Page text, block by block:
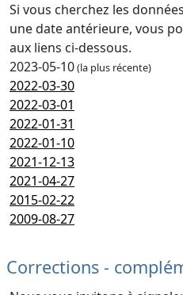
Si vous cherchez les
une date antérieure, vous
aux liens ci-dessous.
2023-05-10(la plus récente)
2022-03-30
2022-03-01
2022-01-31
2022-01-10
2021-12-13
2021-04-27
2015-02-22
2009-08-27
Corrections -